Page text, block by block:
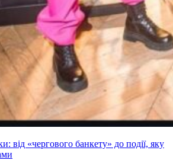
від «чергового банкету» до події, яку